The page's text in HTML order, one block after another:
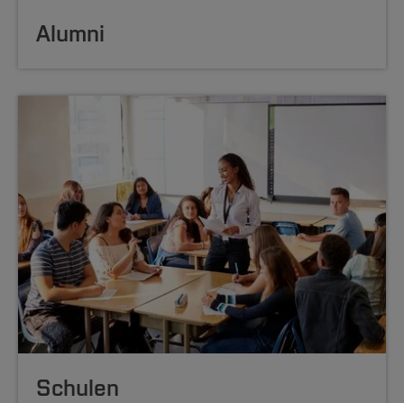
Alumni
Schulen